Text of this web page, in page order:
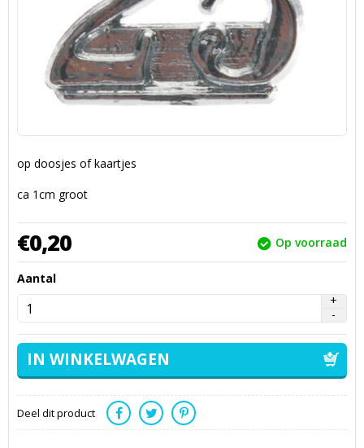
op doosjes of kaartjes
ca 1cm groot
€0,20 Op voorraad
Aantal
Deel dit product